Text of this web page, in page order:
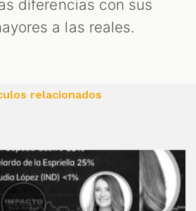
diferencias con sus
a las reales.
relacionados